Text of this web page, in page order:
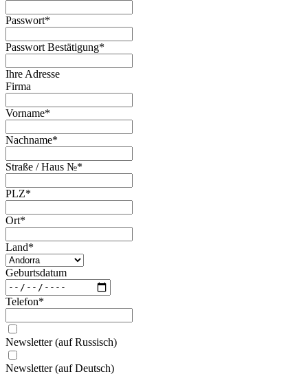
Passwort*
Passwort Bestätigung*
Ihre Adresse
Firma
Vorname*
Nachname*
Straße / Haus №*
PLZ*
Ort*
Land*
Geburtsdatum
Telefon*
Newsletter (auf Russisch)
Newsletter (auf Deutsch)